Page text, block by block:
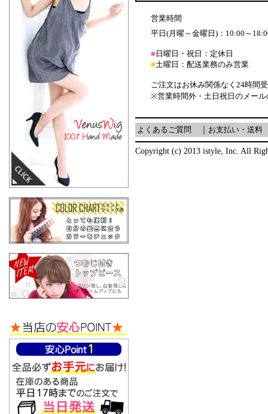
営業時間
平日(月曜～金曜日)：10:00～
■ 日曜日・祝日：定休日
■土曜日：配送業務のみ営業
ご注文はお休み関係なく24時間
※営業時間外・土日祝日のメー
よくあるご質問 お支払い・送料
Copyright (c) 2013 istyle, Inc. All